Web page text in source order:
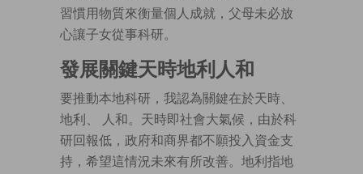
習慣用物質來衡量個人成就，父母未必放
心讓子女從事科研。
發展關鍵天時地利人和
要推動本地科研，我認為關鍵在於天時、
地利、 人和。天時即社會大氣候，由於科
研回報低，政府和商界都不願投入資金支
持，希望這情況未來有所改善。地利指地